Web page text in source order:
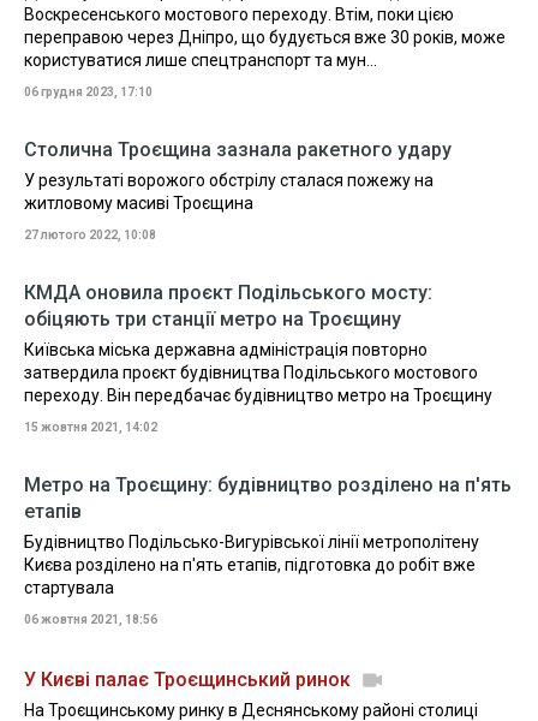
Воскресенського мостового переходу. Втім, поки цією
переправою через Дніпро, що будується вже 30 років, може
користуватися лише спецтранспорт та мун...
06 грудня 2023, 17:10
Столична Троєщина зазнала ракетного удару
У результаті ворожого обстрілу сталася пожежу на
житловому масиві Троєщина
27 лютого 2022, 10:08
КМДА оновила проєкт Подільського мосту:
обіцяють три станції метро на Троєщину
Київська міська державна адміністрація повторно
затвердила проєкт будівництва Подільського мостового
переходу. Він передбачає будівництво метро на Троєщину
15 жовтня 2021, 14:02
Метро на Троєщину: будівництво розділено на п'ять
етапів
Будівництво Подільсько-Вигурівської лінії метрополітену
Києва розділено на п'ять етапів, підготовка до робіт вже
стартувала
06 жовтня 2021, 18:56
У Києві палає Троєщинський ринок
На Троєщинському ринку в Деснянському районі столиці